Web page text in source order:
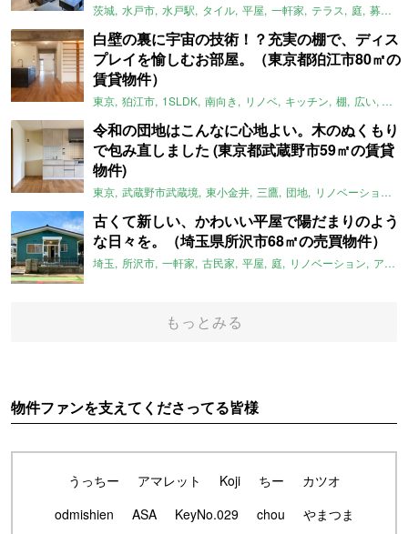
茨城 水戸市 水戸駅 タイル 平屋 一軒家 テラス 庭 募集中
白壁の裏に宇宙の技術！？充実の棚で、ディス
プレイを愉しむお部屋。（東京都狛江市80㎡の
賃貸物件）
東京 狛江市 1SLDK 南向き リノベ キッチン 棚 広い ガイ
令和の団地はこんなに心地よい。木のぬくもり
で包み直しました (東京都武蔵野市59㎡の賃貸
物件)
東京 武蔵野市武蔵境 東小金井 三鷹 団地 リノベーション
古くて新しい、かわいい平屋で陽だまりのよう
な日々を。（埼玉県所沢市68㎡の売買物件）
埼玉 所沢市 一軒家 古民家 平屋 庭 リノベーション アメリカンハウス
もっとみる
物件ファンを支えてくださってる皆様
うっちー アマレット Koji ちー
カツオ
odmishien
ASA KeyNo.029 chou
やまつま